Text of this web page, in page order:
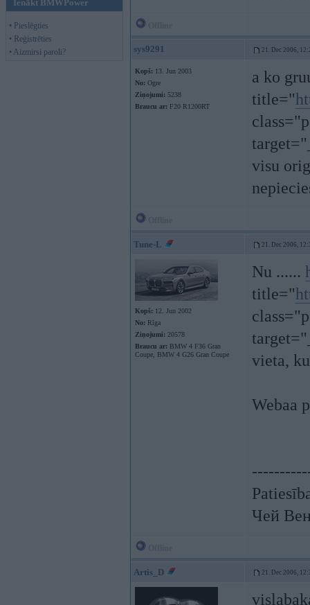
Ienākt BMWPower
• Pieslēgties
• Reģistrēties
• Aizmirsi paroli?
sys9291 21. Dec 2006,
Kopš: 13. Jun 2003
No: Ogre
Ziņojumi: 5238
Braucu ar: F20 R1200RT
a ko
title="
visu
Tune-L 21. Dec 2006,
Kopš: 12. Jun 2002
No: Rīga
Ziņojumi: 20578
Braucu ar: BMW 4 F36 Gran
Coupe, BMW 4 G26 Gran Coupe
Nu ......
title="
vieta,
Webaa
Чей
Artis_D 21. Dec 2006,